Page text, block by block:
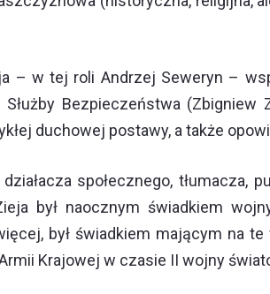
– w tej roli Andrzej Seweryn –
Bezpieczeństwa
duchowej postawy, a także
społecznego,
był naocznym świadkiem
był świadkiem mającym na
Krajowej w czasie II wojny